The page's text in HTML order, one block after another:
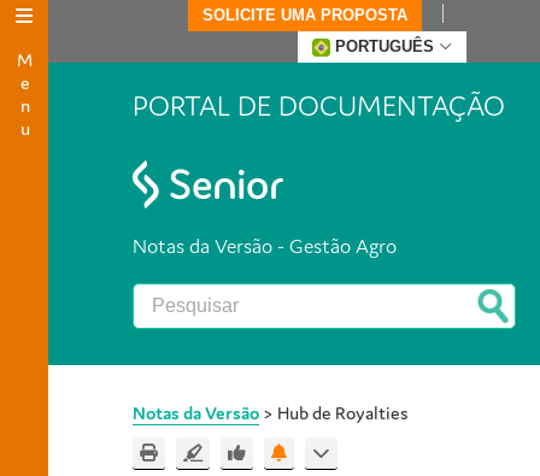
Menu
SOLICITE UMA PROPOSTA
PORTUGUÊS
PORTAL DE DOCUMENTAÇÃO
Notas da Versão - Gestão Agro
Notas da Versão > Hub de Royalties